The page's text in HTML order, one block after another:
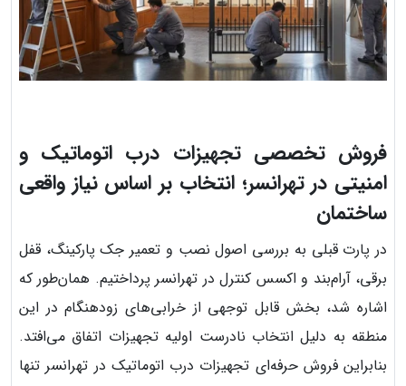
فروش تخصصی تجهیزات درب اتوماتیک و
امنیتی در تهرانسر؛ انتخاب بر اساس نیاز واقعی
ساختمان
در پارت قبلی به بررسی اصول نصب و تعمیر جک پارکینگ، قفل
برقی، آرام‌بند و اکسس کنترل در تهرانسر پرداختیم. همان‌طور که
اشاره شد، بخش قابل توجهی از خرابی‌های زودهنگام در این
منطقه به دلیل انتخاب نادرست اولیه تجهیزات اتفاق می‌افتد.
بنابراین فروش حرفه‌ای تجهیزات درب اتوماتیک در تهرانسر تنها